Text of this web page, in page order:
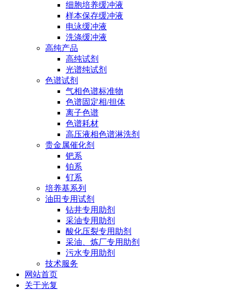
细胞培养缓冲液
样本保存缓冲液
电泳缓冲液
洗涤缓冲液
高纯产品
高纯试剂
光谱纯试剂
色谱试剂
气相色谱标准物
色谱固定相/担体
离子色谱
色谱耗材
高压液相色谱淋洗剂
贵金属催化剂
钯系
铂系
钌系
培养基系列
油田专用试剂
钻井专用助剂
采油专用助剂
酸化压裂专用助剂
采油、炼厂专用助剂
污水专用助剂
技术服务
网站首页
关于光复